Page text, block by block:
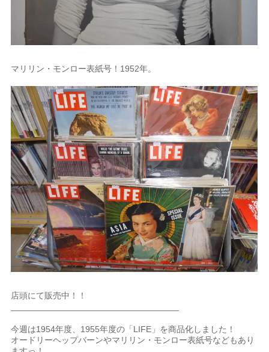
マリリン・モンロー表紙号！1952年。
店頭にて販売中！！
今週は1954年度、1955年度の「LIFE」を商品化しました！
オードリーヘップバーンやマリリン・モンロー表紙号などもあり